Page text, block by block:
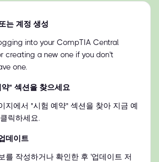
는 계정 생성
into your CompTIA Central
creating a new one if you don't
one.
" 섹션을 찾으세요
지에서 "시험 예약" 섹션을 찾아 지금 예
릭하세요.
데이트
를 작성하거나 확인한 후 '업데이트 저